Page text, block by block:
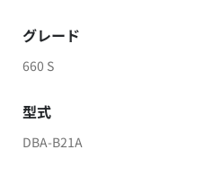
グレード
660 S
型式
DBA-B21A